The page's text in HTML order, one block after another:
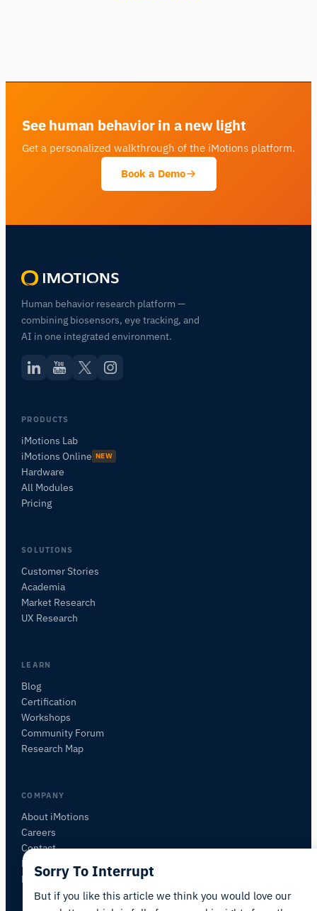
See human behavior in a new light
Get a personalized walkthrough of the iMotions platform.
Book a Demo
Human behavior research platform —
combining biosensors, eye tracking, and
AI in one integrated environment.
PRODUCTS
iMotions Lab
iMotions Online NEW
Hardware
All Modules
Pricing
SOLUTIONS
Customer Stories
Academia
Market Research
UX Research
LEARN
Blog
Certification
Workshops
Community Forum
Research Map
COMPANY
About iMotions
Careers
Contact
My iMotions
Newsletter
FRAGEN SIE ZU DIESEM ARTIKEL
Diesen Artikel zusammenfassen
Wie könnte ich das anwenden?
Sorry To Interrupt
But if you like this article we think you would love our